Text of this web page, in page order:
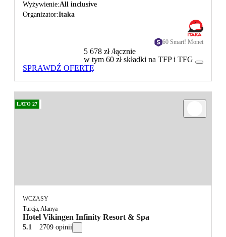
Wyżywienie All inclusive
Organizator Itaka
60 Smart! Monet
5 678 zł/łącznie
w tym 60 zł składki na TFP i TFG
SPRAWDŹ OFERTĘ
LATO 27
WCZASY
Turcja, Alanya
Hotel Vikingen Infinity Resort & Spa
5.1 2709 opinii